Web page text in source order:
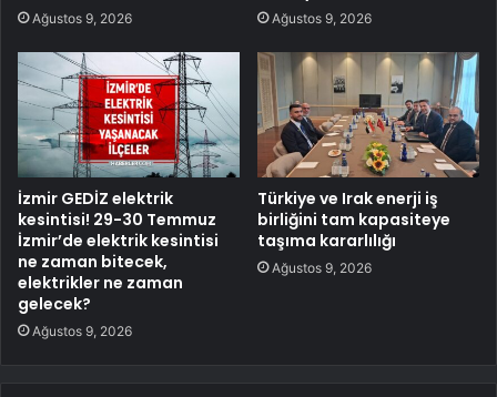
Ağustos 9, 2026 Ağustos 9, 2026
İzmir GEDİZ elektrik
kesintisi! 29-30 Temmuz
İzmir’de elektrik kesintisi
ne zaman bitecek,
elektrikler ne zaman
gelecek?
Ağustos 9, 2026
Türkiye ve Irak enerji iş
birliğini tam kapasiteye
taşıma kararlılığı
Ağustos 9, 2026